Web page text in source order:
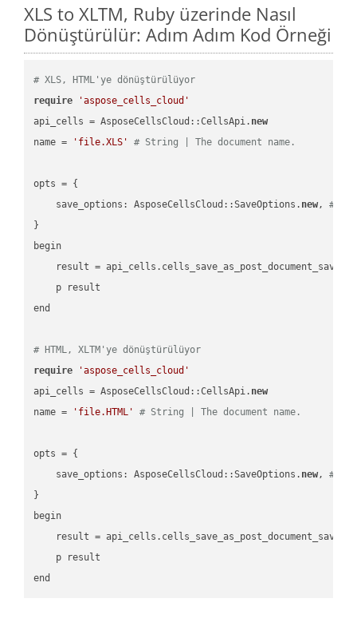
XLS to XLTM, Ruby üzerinde Nasıl
Dönüştürülür: Adım Adım Kod Örneği
# XLS, HTML'ye dönüştürülüyor
require
'aspose_cells_cloud'
api_cells = AsposeCellsCloud::CellsApi. new
name =
'file.XLS' # String | The document name.
opts = {
    save_options: AsposeCellsCloud::SaveOptions.
new, #
}
begin
result =
    p result
end
# HTML, XLTM'ye dönüştürülüyor
require
'aspose_cells_cloud'
api_cells = AsposeCellsCloud::CellsApi. new
name =
'file.HTML' # String | The document name.
opts = {
    save_options: AsposeCellsCloud::SaveOptions.
new, #
}
begin
result =
    p result